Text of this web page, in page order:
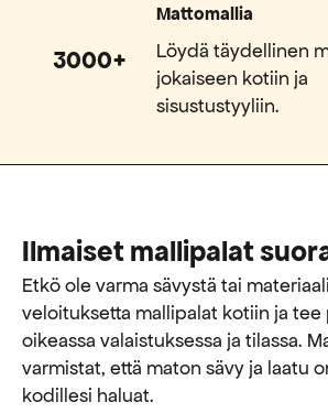
3000+
Mattomallia
Löydä täydellinen
jokaiseen kotiin ja
sisustustyyliin.
Ilmaiset mallipalat
Etkö ole varma sävystä tai
veloituksetta mallipalat kotiin ja tee
oikeassa valaistuksessa ja tilassa.
varmistat, että maton sävy ja laatu
kodillesi haluat.